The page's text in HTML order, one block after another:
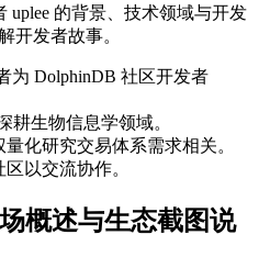
uplee 的背景、技术领域与开发
开发者故事。
为 DolphinDB 社区开发者
耕生物信息学领域。
化研究交易体系需求相关。
以交流协作。
概述与生态截图说